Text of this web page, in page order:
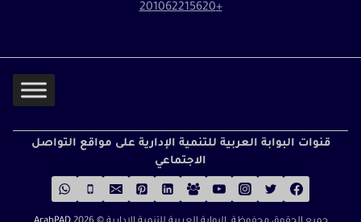
+201062215620
قنوات البوابة العربية للتنمية الإدارية على مواقع التواصل
الاجتماعي